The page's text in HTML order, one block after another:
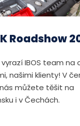
Roadshow
IBOS team na
našimi klienty! V
můžete těšit na
i v Čechách.